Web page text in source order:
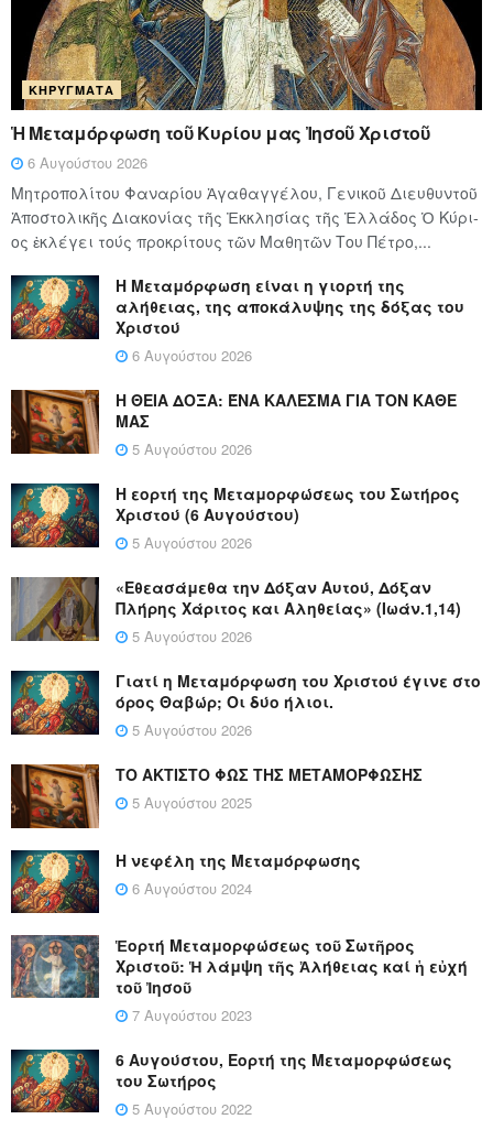
ΚΗΡΎΓΜΑΤΑ
Ἡ Μεταμόρφωση τοῦ Κυρίου μας Ἰησοῦ Χριστοῦ
6 Αυγούστου 2026
Μητροπολίτου Φαναρίου Ἀγαθαγγέλου, Γενικοῦ Διευθυντοῦ
Ἀποστολικῆς Διακονίας τῆς Ἐκκλησίας τῆς Ἑλλάδος Ὁ Κύ­ρι­
ος ἐκλέγει τούς προ­κρί­τους τῶν Μα­θη­τῶν Του Πέ­τρο,...
Η Μεταμόρφωση είναι η γιορτή της
αλήθειας, της αποκάλυψης της δόξας του
Χριστού
6 Αυγούστου 2026
Η ΘΕΙΑ ΔΟΞΑ: ΈΝΑ ΚΑΛΕΣΜΑ ΓΙΑ ΤΟΝ ΚΑΘΕ
ΜΑΣ
5 Αυγούστου 2026
Η εορτή της Μεταμορφώσεως του Σωτήρος
Χριστού (6 Αυγούστου)
5 Αυγούστου 2026
«Εθεασάμεθα την Δόξαν Αυτού, Δόξαν
Πλήρης Χάριτος και Αληθείας» (Ιωάν.1,14)
5 Αυγούστου 2026
Γιατί η Μεταμόρφωση του Χριστού έγινε στο
όρος Θαβώρ; Οι δύο ήλιοι.
5 Αυγούστου 2026
ΤΟ ΑΚΤΙΣΤΟ ΦΩΣ ΤΗΣ ΜΕΤΑΜΟΡΦΩΣΗΣ
5 Αυγούστου 2025
Η νεφέλη της Μεταμόρφωσης
6 Αυγούστου 2024
Ἑορτή Μεταμορφώσεως τοῦ Σωτῆρος
Χριστοῦ: Ἡ λάμψη τῆς Ἀλήθειας καί ἡ εὐχή
τοῦ Ἰησοῦ
7 Αυγούστου 2023
6 Αυγούστου, Εορτή της Μεταμορφώσεως
του Σωτήρος
5 Αυγούστου 2022